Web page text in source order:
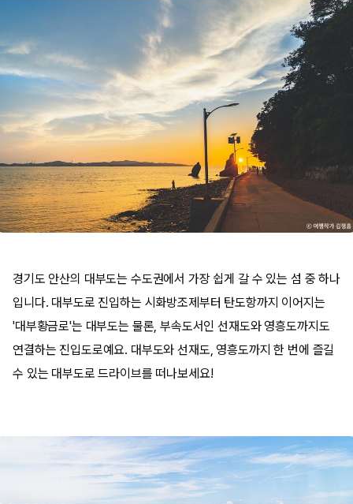
경기도 안산의 대부도는 수도권에서 가장 쉽게 갈 수 있는 섬 중 하나
입니다. 대부도로 진입하는 시화방조제부터 탄도항까지 이어지는
'대부황금로'는 대부도는 물론, 부속도서인 선재도와 영흥도까지도
연결하는 진입도로예요. 대부도와 선재도, 영흥도까지 한 번에 즐길
수 있는 대부도로 드라이브를 떠나보세요!​